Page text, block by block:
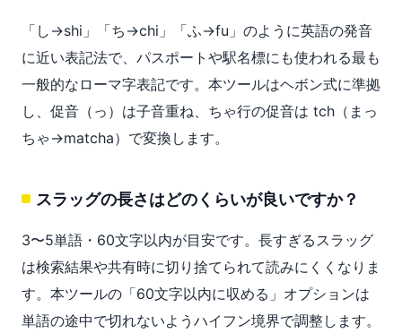
「し→shi」「ち→chi」「ふ→fu」のように英語の発音
に近い表記法で、パスポートや駅名標にも使われる最も
一般的なローマ字表記です。本ツールはヘボン式に準拠
し、促音（っ）は子音重ね、ちゃ行の促音は tch（まっ
ちゃ→matcha）で変換します。
スラッグの長さはどのくらいが良いですか？
3〜5単語・60文字以内が目安です。長すぎるスラッグ
は検索結果や共有時に切り捨てられて読みにくくなりま
す。本ツールの「60文字以内に収める」オプションは
単語の途中で切れないようハイフン境界で調整します。